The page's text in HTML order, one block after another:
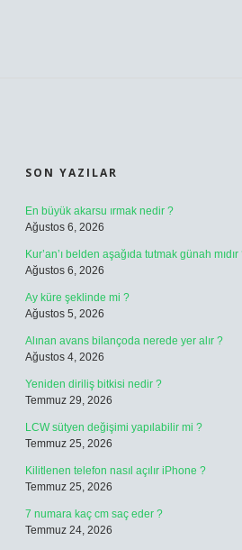
SON YAZILAR
En büyük akarsu ırmak nedir ?
Ağustos 6, 2026
Kur’an’ı belden aşağıda tutmak günah mıdır
Ağustos 6, 2026
Ay küre şeklinde mi ?
Ağustos 5, 2026
Alınan avans bilançoda nerede yer alır ?
Ağustos 4, 2026
Yeniden diriliş bitkisi nedir ?
Temmuz 29, 2026
LCW sütyen değişimi yapılabilir mi ?
Temmuz 25, 2026
Kilitlenen telefon nasıl açılır iPhone ?
Temmuz 25, 2026
7 numara kaç cm saç eder ?
Temmuz 24, 2026